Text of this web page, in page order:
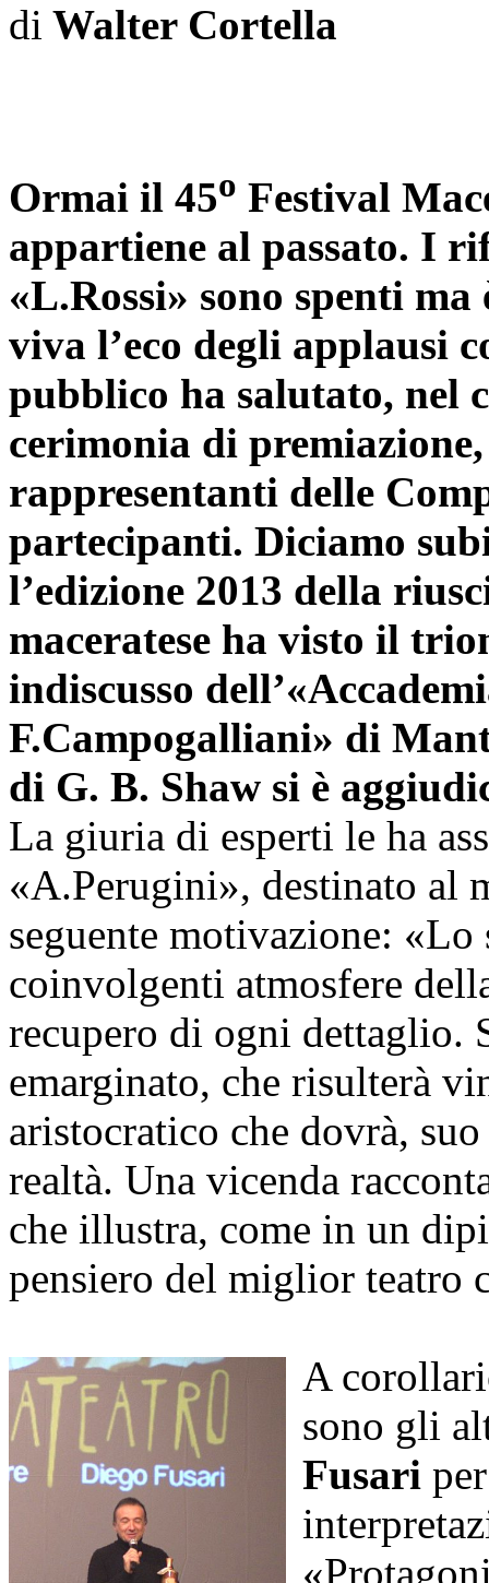
di Walter Cortella
Ormai il 45o Festival
appartiene al passato. I
«L.Rossi» sono spenti ma
viva l’eco degli applausi
pubblico ha salutato, nel
cerimonia di
rappresentanti delle
partecipanti. Diciamo
l’edizione 2013 della
maceratese ha visto il
indiscusso
F.Campogalliani» di
di G. B. Shaw si è
La giuria di esperti le ha
«A.Perugini», destinato al
seguente motivazione:
coinvolgenti atmosfere
recupero di ogni dettaglio.
emarginato, che risulterà
aristocratico che dovrà,
realtà. Una vicenda
che illustra, come in un
pensiero del miglior teatro
A
sono gli
Fusari